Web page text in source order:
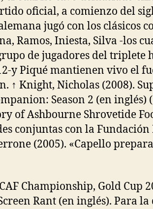
oficial, a comienzo del
jugó con los clásicos
Ramos, Iniesta, Silva -los
de jugadores del triplete
y Piqué mantienen vivo el
↑ Knight, Nicholas (2008).
Season 2 (en inglés)
of Ashbourne Shrovetide
conjuntas con la Fundación
(2005). «Capello
Championship, Gold Cup
Rant (en inglés). Para